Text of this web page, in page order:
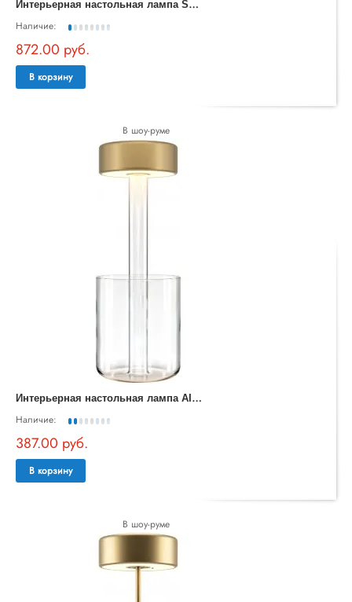
И
нтерьерная настольная лампа Spirito MOD286TL-L8W3K
Наличие:
872.00 руб.
В корзину
В шоу-руме
И
нтерьерная настольная лампа AI Collaboration MOD229TL-L3G3K1
Наличие:
387.00 руб.
В корзину
В шоу-руме